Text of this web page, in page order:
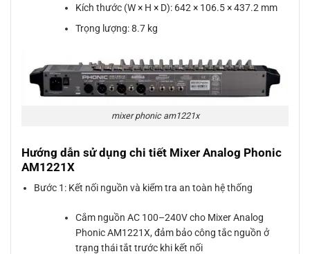
Kích thước (W × H × D): 642 × 106.5 × 437.2 mm
Trọng lượng: 8.7 kg
mixer phonic am1221x
Hướng dẫn sử dụng chi tiết Mixer Analog Phonic
AM1221X
Bước 1: Kết nối nguồn và kiểm tra an toàn hệ thống
Cắm nguồn AC 100–240V cho Mixer Analog
Phonic AM1221X, đảm bảo công tắc nguồn ở
trạng thái tắt trước khi kết nối